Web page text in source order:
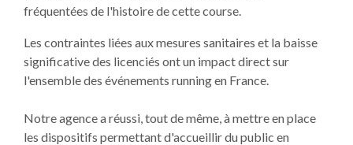
fréquentées de l'histoire de cette course.
Les contraintes liées aux mesures sanitaires et la baisse
significative des licenciés ont un impact direct sur
l'ensemble des événements running en France.
Notre agence a réussi, tout de même, à mettre en place
les dispositifs permettant d'accueillir du public en